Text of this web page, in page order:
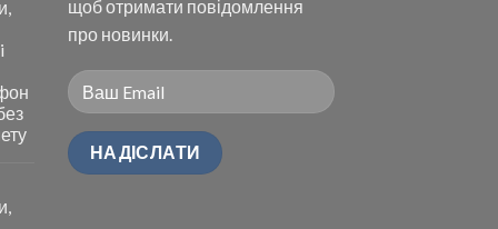
щоб отримати повідомлення
про новинки.